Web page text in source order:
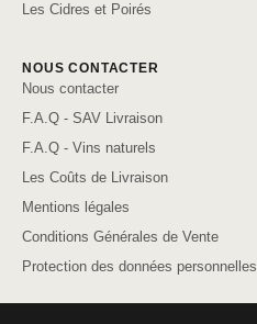
Les Cidres et Poirés
NOUS CONTACTER
Nous contacter
F.A.Q - SAV Livraison
F.A.Q - Vins naturels
Les Coûts de Livraison
Mentions légales
Conditions Générales de Vente
Protection des données personnelles